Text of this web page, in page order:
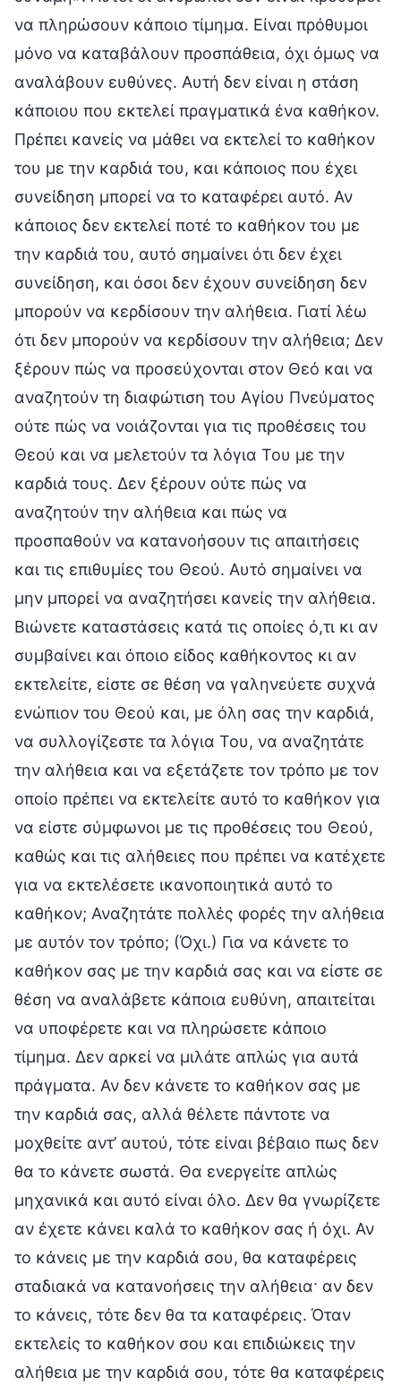
να πληρώσουν κάποιο τίμημα. Είναι πρόθυμοι
μόνο να καταβάλουν προσπάθεια, όχι όμως να
αναλάβουν ευθύνες. Αυτή δεν είναι η στάση
κάποιου που εκτελεί πραγματικά ένα καθήκον.
Πρέπει κανείς να μάθει να εκτελεί το καθήκον
του με την καρδιά του, και κάποιος που έχει
συνείδηση μπορεί να το καταφέρει αυτό. Αν
κάποιος δεν εκτελεί ποτέ το καθήκον του με
την καρδιά του, αυτό σημαίνει ότι δεν έχει
συνείδηση, και όσοι δεν έχουν συνείδηση δεν
μπορούν να κερδίσουν την αλήθεια. Γιατί λέω
ότι δεν μπορούν να κερδίσουν την αλήθεια; Δεν
ξέρουν πώς να προσεύχονται στον Θεό και να
αναζητούν τη διαφώτιση του Αγίου Πνεύματος
ούτε πώς να νοιάζονται για τις προθέσεις του
Θεού και να μελετούν τα λόγια Του με την
καρδιά τους. Δεν ξέρουν ούτε πώς να
αναζητούν την αλήθεια και πώς να
προσπαθούν να κατανοήσουν τις απαιτήσεις
και τις επιθυμίες του Θεού. Αυτό σημαίνει να
μην μπορεί να αναζητήσει κανείς την αλήθεια.
Βιώνετε καταστάσεις κατά τις οποίες ό,τι κι αν
συμβαίνει και όποιο είδος καθήκοντος κι αν
εκτελείτε, είστε σε θέση να γαληνεύετε συχνά
ενώπιον του Θεού και, με όλη σας την καρδιά,
να συλλογίζεστε τα λόγια Του, να αναζητάτε
την αλήθεια και να εξετάζετε τον τρόπο με τον
οποίο πρέπει να εκτελείτε αυτό το καθήκον για
να είστε σύμφωνοι με τις προθέσεις του Θεού,
καθώς και τις αλήθειες που πρέπει να κατέχετε
για να εκτελέσετε ικανοποιητικά αυτό το
καθήκον; Αναζητάτε πολλές φορές την αλήθεια
με αυτόν τον τρόπο; (Όχι.) Για να κάνετε το
καθήκον σας με την καρδιά σας και να είστε σε
θέση να αναλάβετε κάποια ευθύνη, απαιτείται
να υποφέρετε και να πληρώσετε κάποιο
τίμημα. Δεν αρκεί να μιλάτε απλώς για αυτά
πράγματα. Αν δεν κάνετε το καθήκον σας με
την καρδιά σας, αλλά θέλετε πάντοτε να
μοχθείτε αντ’ αυτού, τότε είναι βέβαιο πως δεν
θα το κάνετε σωστά. Θα ενεργείτε απλώς
μηχανικά και αυτό είναι όλο. Δεν θα γνωρίζετε
αν έχετε κάνει καλά το καθήκον σας ή όχι. Αν
το κάνεις με την καρδιά σου, θα καταφέρεις
σταδιακά να κατανοήσεις την αλήθεια· αν δεν
το κάνεις, τότε δεν θα τα καταφέρεις. Όταν
εκτελείς το καθήκον σου και επιδιώκεις την
αλήθεια με την καρδιά σου, τότε θα καταφέρεις